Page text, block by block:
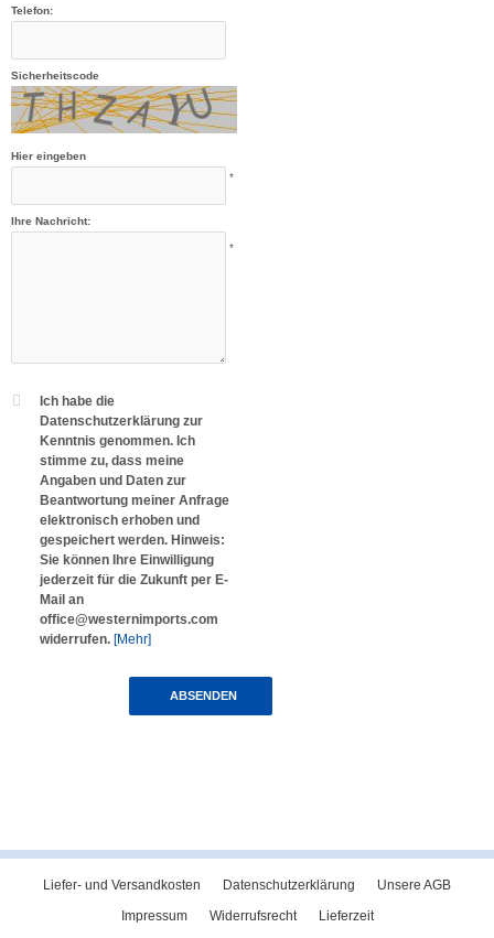
Telefon:
Sicherheitscode
Hier eingeben
*
Ihre Nachricht:
*
Ich habe die
Datenschutzerklärung zur
Kenntnis genommen. Ich
stimme zu, dass meine
Angaben und Daten zur
Beantwortung meiner Anfrage
elektronisch erhoben und
gespeichert werden. Hinweis:
Sie können Ihre Einwilligung
jederzeit für die Zukunft per E-
Mail an
office@westernimports.com
widerrufen. [Mehr]
ABSENDEN
Liefer- und Versandkosten Datenschutzerklärung
Unsere AGB
Impressum
Widerrufsrecht Lieferzeit